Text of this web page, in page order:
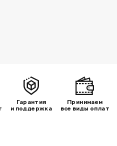
Гарантия
и поддержка
Принимаем
все виды оплат